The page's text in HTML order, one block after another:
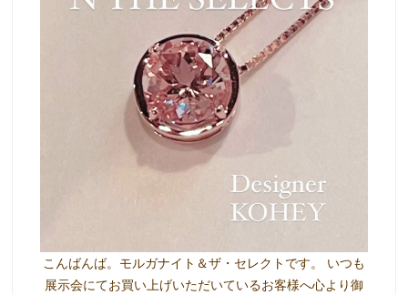
こんばんば。モルガナイト＆ザ・セレクトです。 いつも
展示会にてお買い上げいただいているお客様へ心より御